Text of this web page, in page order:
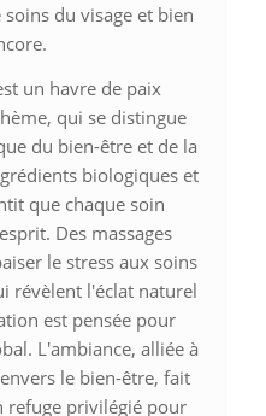
du visage et bien
un havre de paix
qui se distingue
du bien-être et de la
biologiques et
que chaque soin
Des massages
le stress aux soins
révèlent l'éclat naturel
est pensée pour
L'ambiance, alliée à
le bien-être, fait
refuge privilégié pour